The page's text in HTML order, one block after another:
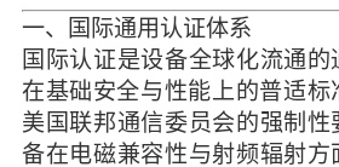
一、国际通用认证体系
国际认证是设备全球化流通
在基础安全与性能上的普适标
美国联邦通信委员会的强制
备在电磁兼容性与射频辐射方